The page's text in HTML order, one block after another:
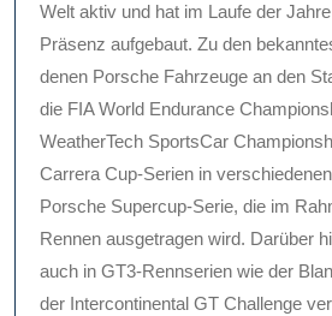
Welt aktiv und hat im Laufe der
Präsenz aufgebaut. Zu den
denen Porsche Fahrzeuge an den
die FIA World Endurance
WeatherTech SportsCar
Carrera Cup-Serien in
Porsche Supercup-Serie, die im
Rennen ausgetragen wird. Darüber
auch in GT3-Rennserien wie der
der Intercontinental GT Challenge